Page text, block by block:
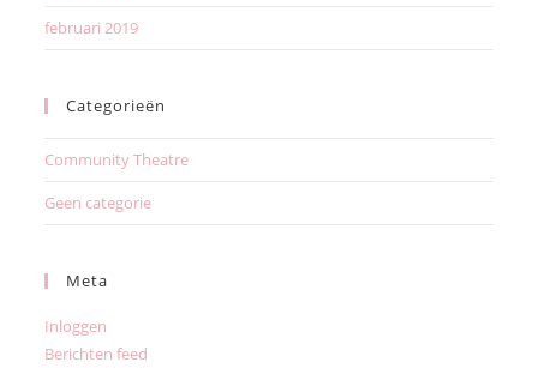
februari 2019
Categorieën
Community Theatre
Geen categorie
Meta
Inloggen
Berichten feed